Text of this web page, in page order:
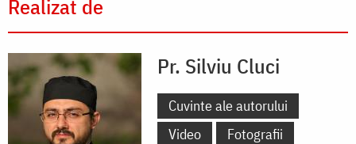
Realizat de
Pr. Silviu Cluci
Cuvinte ale autorului
Video
Fotografii